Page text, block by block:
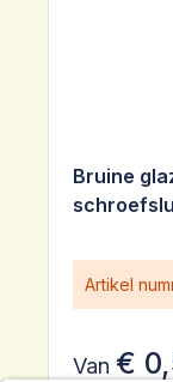
Bruine
Artikel
Van €